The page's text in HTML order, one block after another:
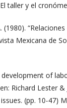
taller y el
(1980).
Mexicana de
development of
Richard Lester &
(pp. 10-47)